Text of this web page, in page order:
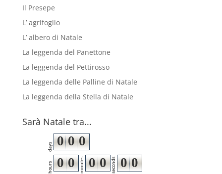
Il Presepe
L’ agrifoglio
L’ albero di Natale
La leggenda del Panettone
La leggenda del Pettirosso
La leggenda delle Palline di Natale
La leggenda della Stella di Natale
Sarà Natale tra...
days 0 0 0
hours 0 0 minutes 0 0 seconds 0 0